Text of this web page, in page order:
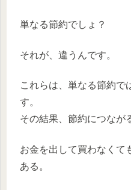
単なる節約でしょ？
それが、違うんです。
これらは、単なる節約で
す。
その結果、節約につなが
お金を出して買わなくて
ある。